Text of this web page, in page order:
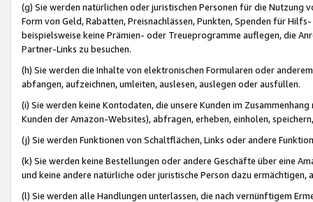
(g) Sie werden natürlichen oder juristischen Personen für die Nutzung
Form von Geld, Rabatten, Preisnachlässen, Punkten, Spenden für
beispielsweise keine Prämien- oder Treueprogramme auflegen, die
Partner-Links zu besuchen.
(h) Sie werden die Inhalte von elektronischen Formularen oder
abfangen, aufzeichnen, umleiten, auslesen, auslegen oder ausfüllen.
(i) Sie werden keine Kontodaten, die unsere Kunden im
Kunden der Amazon-Websites), abfragen, erheben, einholen,
(j) Sie werden Funktionen von Schaltflächen, Links oder andere
(k) Sie werden keine Bestellungen oder andere Geschäfte über eine
und keine andere natürliche oder juristische Person dazu
(l) Sie werden alle Handlungen unterlassen, die nach vernünftigem